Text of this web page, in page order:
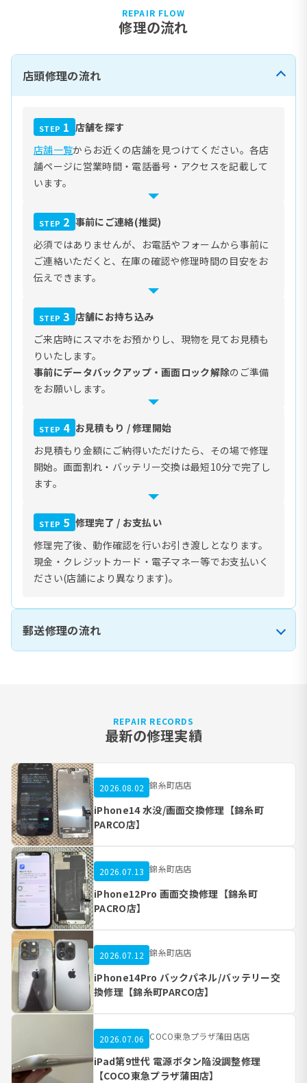
REPAIR FLOW
修理の流れ
店頭修理の流れ
STEP 1 店舗を探す
店舗一覧からお近くの店舗を見つけてください。各店
舗ページに営業時間・電話番号・アクセスを記載して
います。
STEP 2 事前にご連絡(推奨)
必須ではありませんが、お電話やフォームから事前に
ご連絡いただくと、在庫の確認や修理時間の目安をお
伝えできます。
STEP 3 店舗にお持ち込み
ご来店時にスマホをお預かりし、現物を見てお見積も
りいたします。
事前にデータバックアップ・画面ロック解除のご準備
をお願いします。
STEP 4 お見積もり / 修理開始
お見積もり金額にご納得いただけたら、その場で修理
開始。画面割れ・バッテリー交換は最短10分で完了し
ます。
STEP 5 修理完了 / お支払い
修理完了後、動作確認を行いお引き渡しとなります。
現金・クレジットカード・電子マネー等でお支払いく
ださい(店舗により異なります)。
郵送修理の流れ
REPAIR RECORDS
最新の修理実績
2026.08.02 錦糸町店店
iPhone14 水没/画面交換修理【錦糸町
PARCO店】
2026.07.13 錦糸町店店
iPhone12Pro 画面交換修理【錦糸町
PACRO店】
2026.07.12 錦糸町店店
iPhone14Pro バックパネル/バッテリー交
換修理【錦糸町PARCO店】
2026.07.06 COCO東急プラザ蒲田店店
iPad第9世代 電源ボタン陥没調整修理
【COCO東急プラザ蒲田店】